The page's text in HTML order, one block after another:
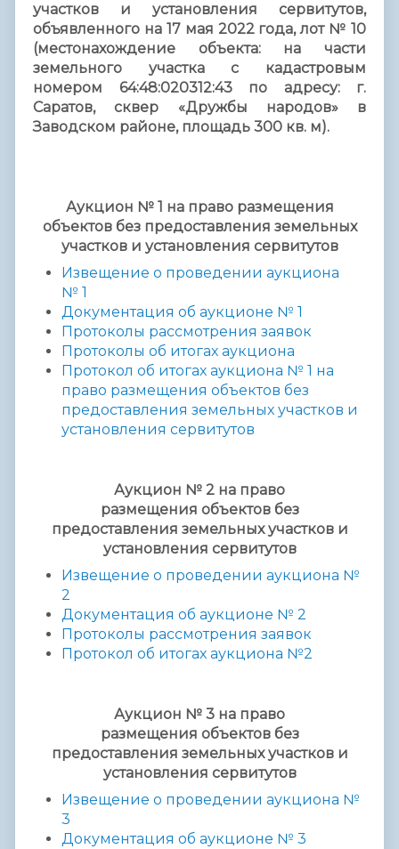
участков и установления сервитутов,
объявленного на 17 мая 2022 года, лот № 10
(местонахождение объекта: на части
земельного участка с кадастровым
номером 64:48:020312:43 по адресу: г.
Саратов, сквер «Дружбы народов» в
Заводском районе, площадь 300 кв. м).
Аукцион № 1 на право размещения
объектов без предоставления земельных
участков и установления сервитутов
Извещение о проведении аукциона
№ 1
Документация об аукционе № 1
Протоколы рассмотрения заявок
Протоколы об итогах аукциона
Протокол об итогах аукциона № 1 на
право размещения объектов без
предоставления земельных участков и
установления сервитутов
Аукцион № 2 на право
размещения объектов без
предоставления земельных участков и
установления сервитутов
Извещение о проведении аукциона №
2
Документация об аукционе № 2
Протоколы рассмотрения заявок
Протокол об итогах аукциона №2
Аукцион № 3 на право
размещения объектов без
предоставления земельных участков и
установления сервитутов
Извещение о проведении аукциона №
3
Документация об аукционе № 3